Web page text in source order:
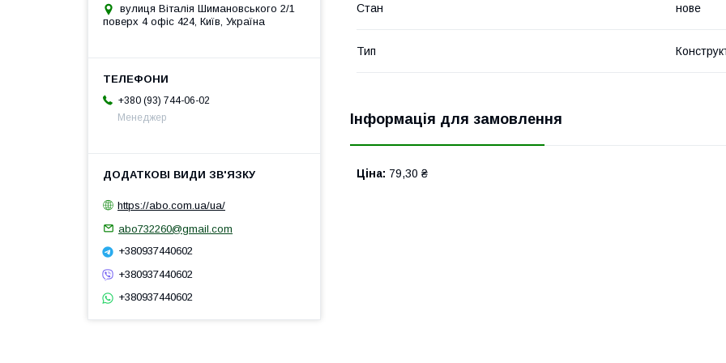
Стан нове
Тип
Інформація для замовлення
Ціна: 79,30 ₴
вулиця Віталія Шимановського 2/1
поверх 4 офіс 424, Київ, Україна
+380 (93) 744-06-02
Менеджер
https://abo.com.ua/ua/
abo732260@gmail.com
+380937440602
+380937440602
+380937440602